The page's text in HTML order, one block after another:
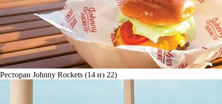
Ресторан Johnny Rockets (14 из 22)